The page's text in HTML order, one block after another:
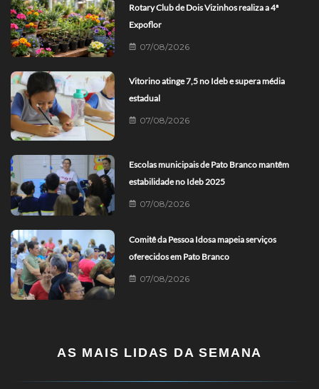
Rotary Club de Dois Vizinhos realiza a 4ª
Expoflor
07/08/2026
Vitorino atinge 7,5 no Ideb e supera média
estadual
07/08/2026
Escolas municipais de Pato Branco mantêm
estabilidade no Ideb 2025
07/08/2026
Comitê da Pessoa Idosa mapeia serviços
oferecidos em Pato Branco
07/08/2026
AS MAIS LIDAS DA SEMANA